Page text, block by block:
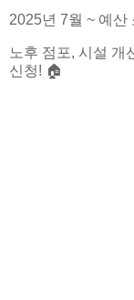
2025년 7월 ~ 예산
노후 점포, 시설 개
신청! 🏠